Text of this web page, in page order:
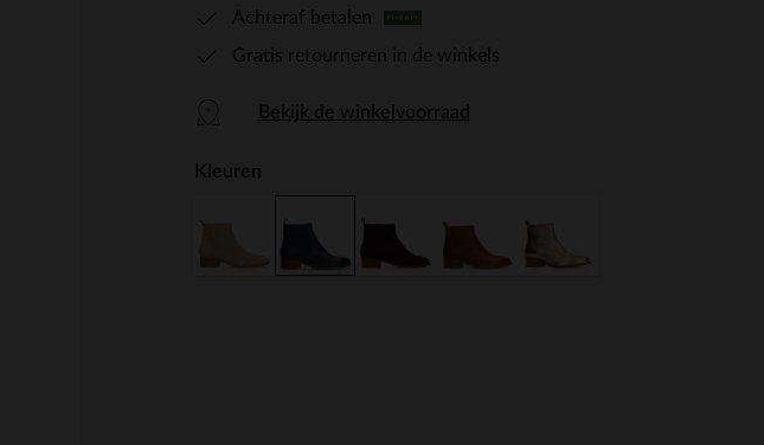
Achteraf betalen
Gratis retourneren in de winkels
Bekijk de winkelvoorraad
Kleuren